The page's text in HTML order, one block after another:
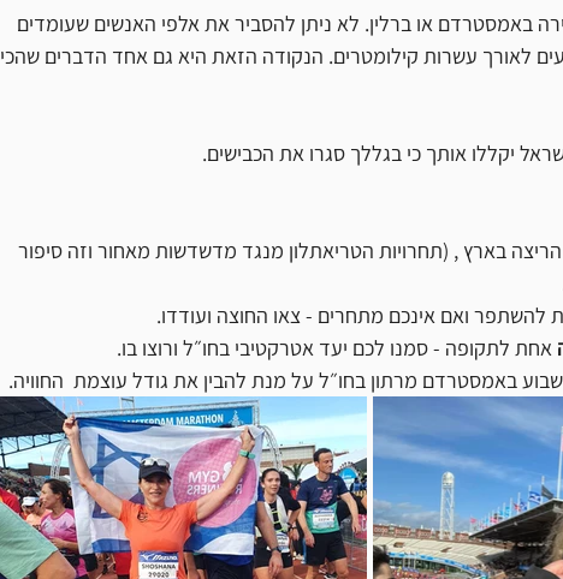
באמסטרדם או ברלין. לא ניתן להסביר את אלפי האנשים שעומדים
לאורך עשרות קילומטרים. הנקודה הזאת היא גם אחד הדברים שהכי
יקללו אותך כי בגללך סגרו את הכבישים.
בארץ , (תחרויות הטריאתלון מנגד מדשדשות מאחור וזה סיפור
ואם אינכם מתחרים - צאו החוצה ועודדו.
אחת לתקופה - סמנו לכם יעד אטרקטיבי בחו״ל ורוצו בו.
באמסטרדם מרתון בחו״ל על מנת להבין את גודל עוצמת  החוויה.